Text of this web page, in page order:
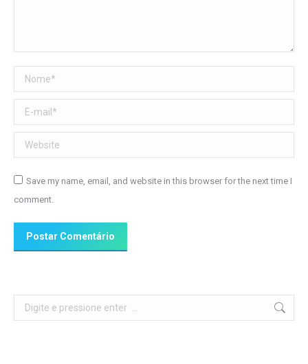
Nome *
E-mail *
Website
Save my name, email, and website in this browser for the next time I
comment.
Postar Comentário
Search: